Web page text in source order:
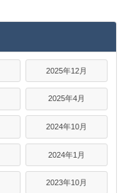
2025年12月
2025年4月
2024年10月
2024年1月
2023年10月